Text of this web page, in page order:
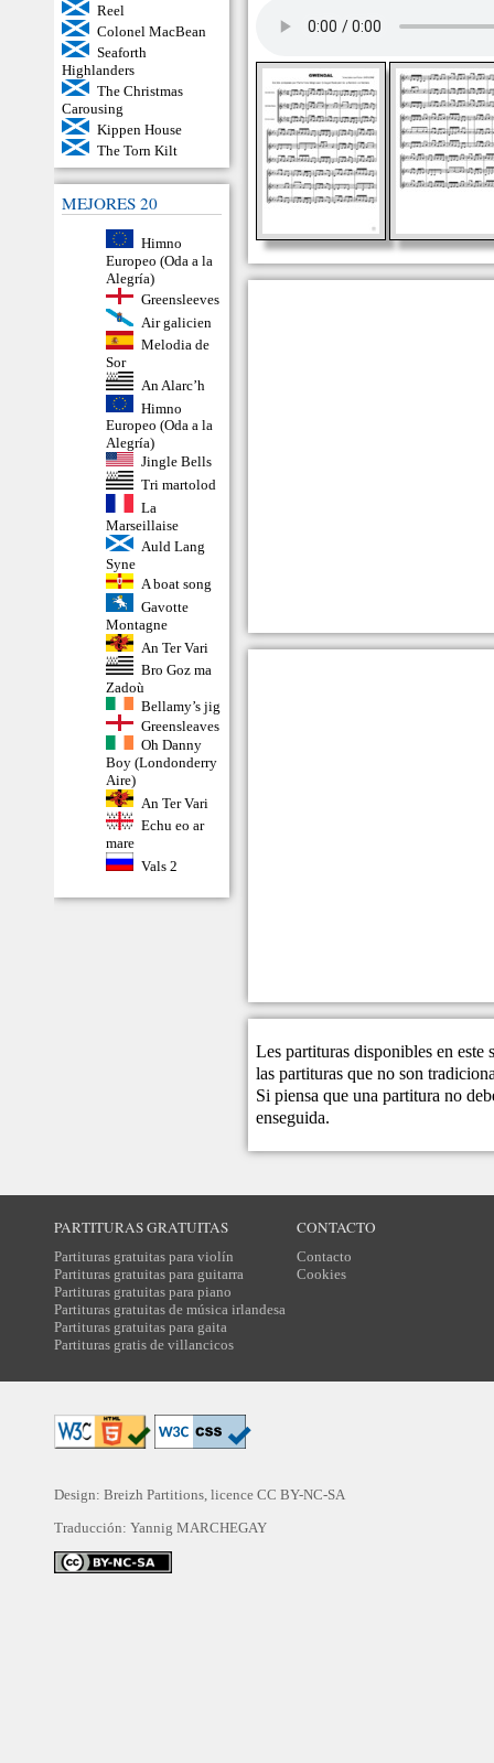
Reel
Colonel MacBean
Seaforth
Highlanders
The Christmas
Carousing
Kippen House
The Torn Kilt
MEJORES 20
Himno
Europeo (Oda a la
Alegría)
Greensleeves
Air galicien
Melodia de
Sor
An Alarc’h
Himno
Europeo (Oda a la
Alegría)
Jingle Bells
Tri martolod
La
Marseillaise
Auld Lang
Syne
A boat song
Gavotte
Montagne
An Ter Vari
Bro Goz ma
Zadoù
Bellamy’s jig
Greensleaves
Oh Danny
Boy (Londonderry
Aire)
An Ter Vari
Echu eo ar
mare
Vals 2
Les partituras disponibles en este
las partituras que no son
Si piensa que una partitura no
enseguida.
PARTITURAS GRATUITAS
Partituras gratuitas para violín
Partituras gratuitas para guitarra
Partituras gratuitas para piano
Partituras gratuitas de música irlandesa
Partituras gratuitas para gaita
Partituras gratis de villancicos
CONTACTO
Contacto
Cookies
Design: Breizh Partitions, licence CC BY-NC-SA
Traducción: Yannig MARCHEGAY